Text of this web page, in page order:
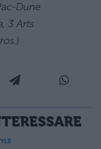
Dune
3 Arts